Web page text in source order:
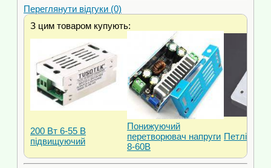
Переглянути відгуки (0)
З цим товаром купують:
200 Вт 6-55 В
підвищуючий
Понижуючий
перетворювач напруги
8-60В
Петлі для